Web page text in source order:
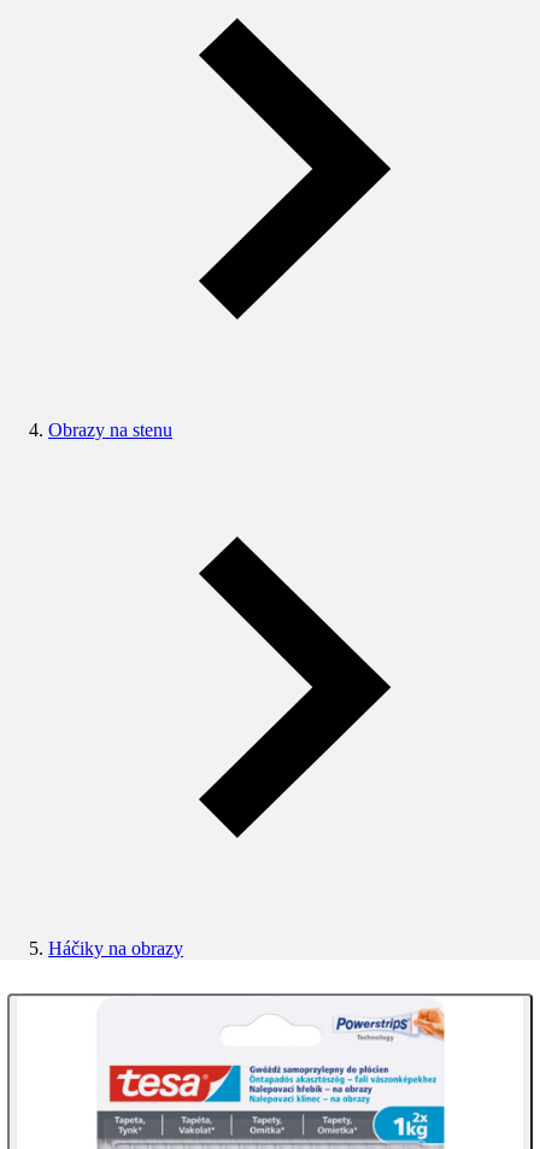
Obrazy na stenu
Háčiky na obrazy